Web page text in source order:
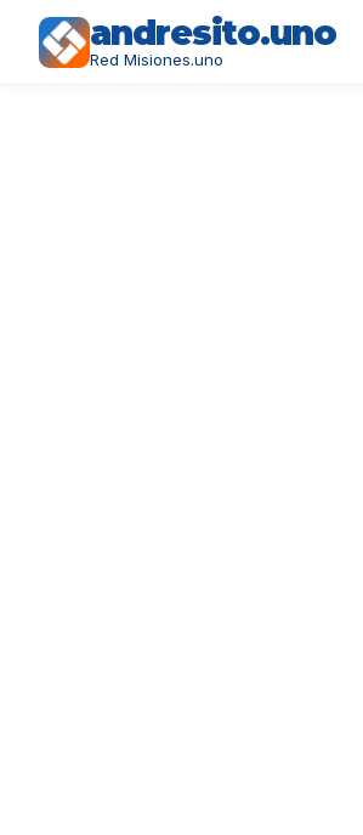
andresito.uno
Red Misiones.uno